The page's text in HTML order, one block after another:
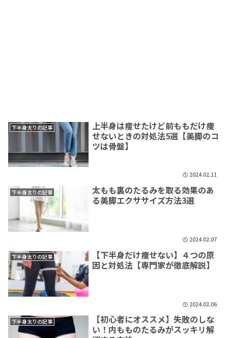
下半身太りの記事
上半身は瘦せたけど前ももだけ痩
せないときの対処法5選【美脚のコ
ツは骨盤】
2024.02.11
下半身太りの記事
太もも裏のたるみを取る効果のあ
る美脚エクササイズ方法3選
2024.02.07
下半身太りの記事
【下半身だけ痩せない】４つの原
因と対処法【専門家が徹底解説】
2024.02.06
下半身太りの記事
【初心者にオススメ】失敗のしな
い！内もものたるみがスッキリ解